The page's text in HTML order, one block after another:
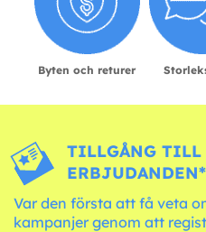
Byten och returer
TILLGÅNG TILL
ERBJUDANDEN*
Var den första att få veta
kampanjer genom att